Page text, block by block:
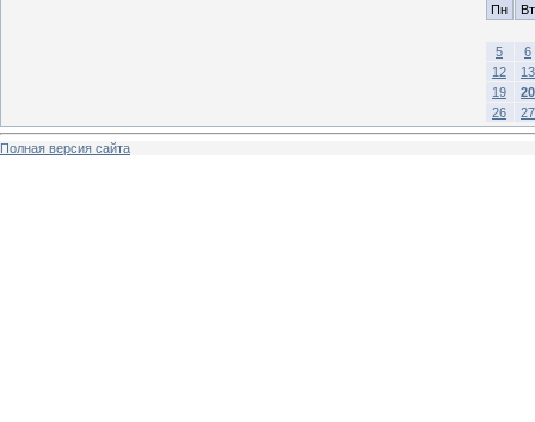
Пн Вт
5
6
12
13
19
20
26
27
Полная версия сайта